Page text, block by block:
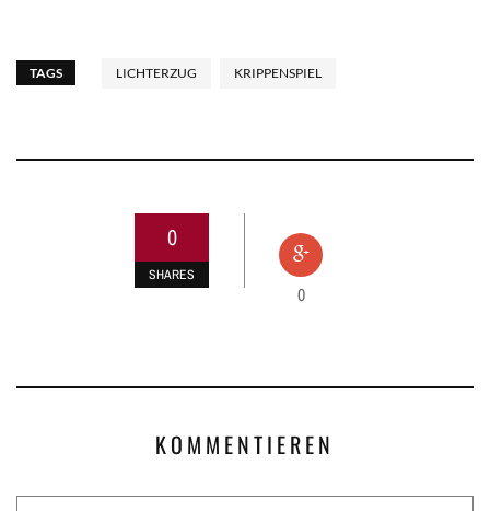
TAGS LICHTERZUG KRIPPENSPIEL
0
SHARES
0
KOMMENTIEREN